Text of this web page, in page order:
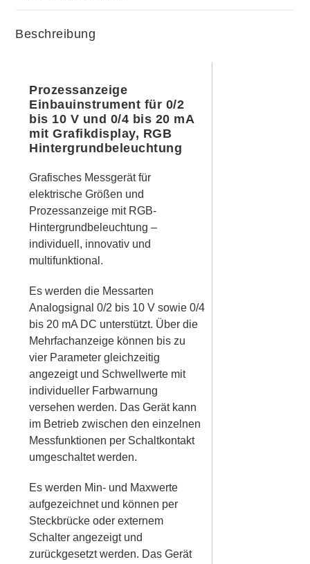
Beschreibung
Prozessanzeige
Einbauinstrument für 0/2
bis 10 V und 0/4 bis 20 mA
mit Grafikdisplay, RGB
Hintergrundbeleuchtung
Grafisches Messgerät für
elektrische Größen und
Prozessanzeige mit RGB-
Hintergrundbeleuchtung –
individuell, innovativ und
multifunktional.
Es werden die Messarten
Analogsignal 0/2 bis 10 V sowie 0/4
bis 20 mA DC unterstützt. Über die
Mehrfachanzeige können bis zu
vier Parameter gleichzeitig
angezeigt und Schwellwerte mit
individueller Farbwarnung
versehen werden. Das Gerät kann
im Betrieb zwischen den einzelnen
Messfunktionen per Schaltkontakt
umgeschaltet werden.
Es werden Min- und Maxwerte
aufgezeichnet und können per
Steckbrücke oder externem
Schalter angezeigt und
zurückgesetzt werden. Das Gerät